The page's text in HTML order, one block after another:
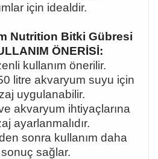
için idealdir.
Nutrition Bitki Gübresi
ÖNERİSİ:
kullanım önerilir.
litre akvaryum suyu için
uygulanabilir.
akvaryum ihtiyaçlarına
ayarlanmalıdır.
sonra kullanım daha
sağlar.